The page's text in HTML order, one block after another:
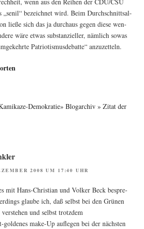
„senil“ bezeich­net wird. Beim Durch­schnitts­al­
lie­ße sich das ja durch­aus gegen die­se wen­
wäre etwas sub­stan­zi­el­ler, näm­lich sowas
Patrio­tis­mus­de­bat­te“ anzuzetteln.
Demokratie» Blogarchiv » Zitat der
2008 UM 17:40 UHR
mit Hans-Chris­ti­an und Vol­ker Beck bespre­
glau­be ich, daß selbst bei den Grü­nen
und selbst trotzdem
gol­de­nes make-Up auf­le­gen bei der nächs­ten